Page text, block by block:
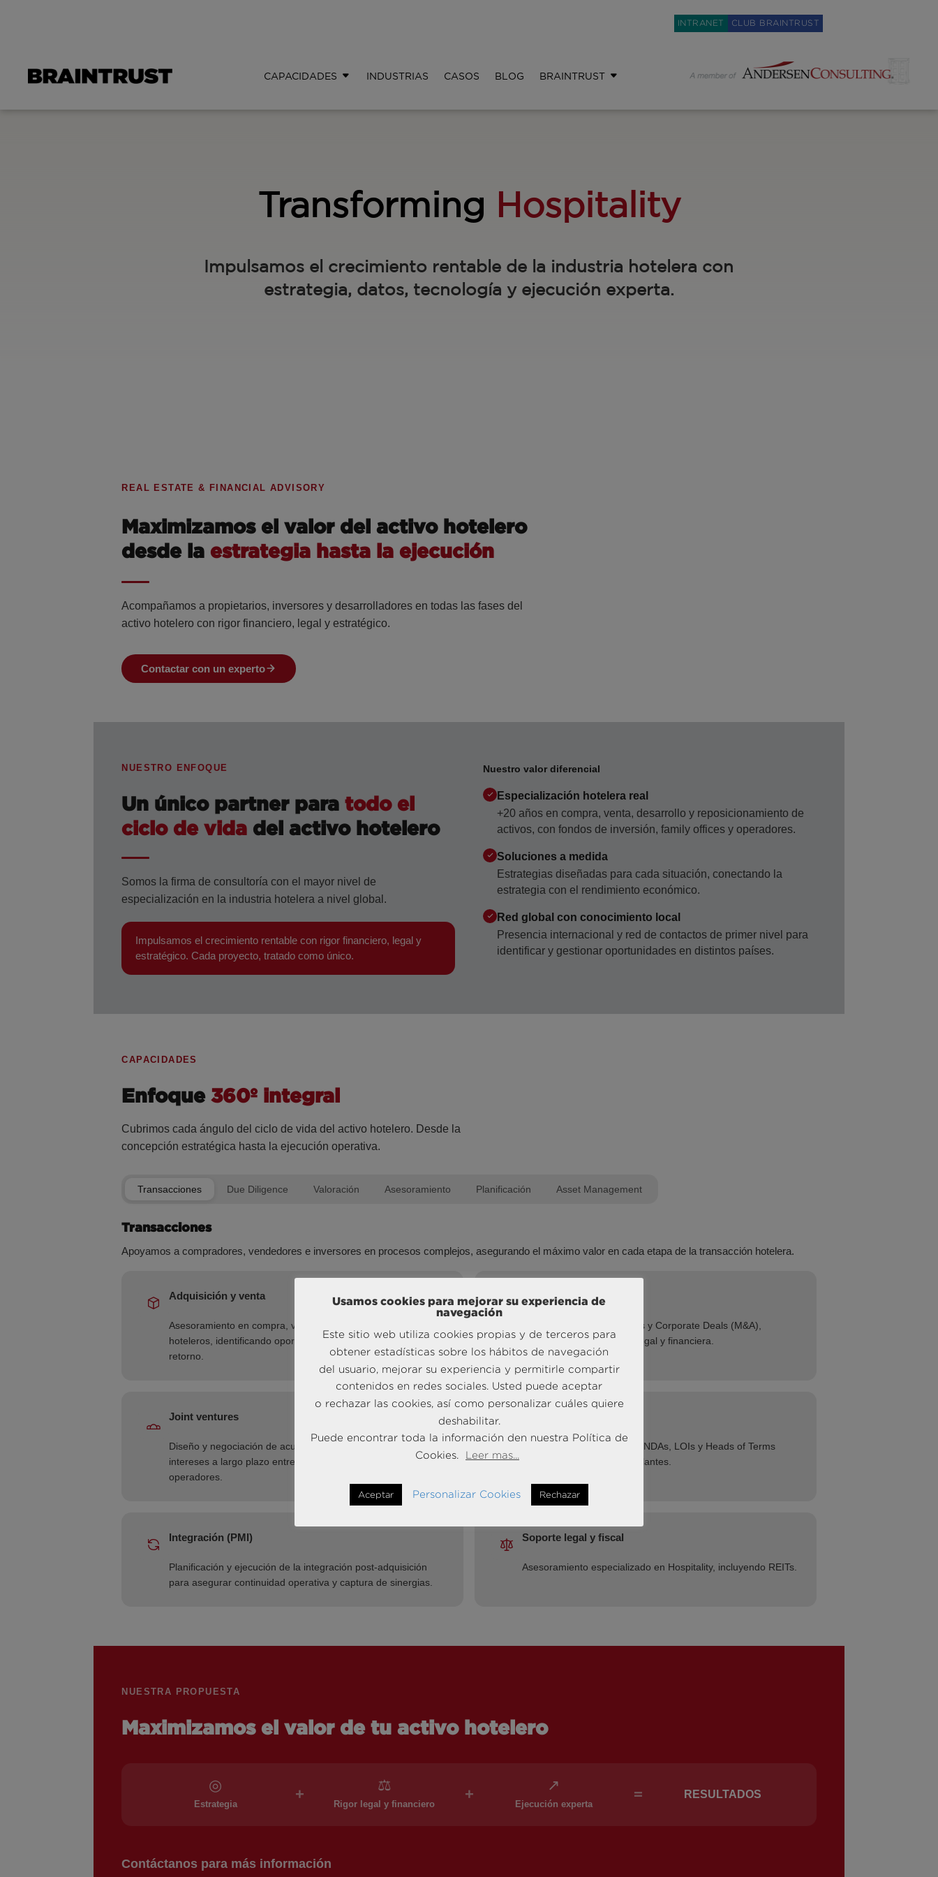
INTRANET CLUB BRAINTRUST
CAPACIDADES INDUSTRIAS CASOS BLOG BRAINTRUST
Transforming Hospitality
Impulsamos el crecimiento rentable de la industria hotelera con
estrategia, datos, tecnología y ejecución experta.
REAL ESTATE & FINANCIAL ADVISORY
Maximizamos el valor del activo hotelero
desde la estrategia hasta la ejecución
Acompañamos a propietarios, inversores y desarrolladores en todas las fases del
activo hotelero con rigor financiero, legal y estratégico.
Contactar con un experto
NUESTRO ENFOQUE
Un único partner paratodo el
ciclo de vida del activo hotelero
Somos la firma de consultoría con el mayor nivel de
especialización en la industria hotelera a nivel global.
Impulsamos el crecimiento rentable con rigor financiero, legal y
estratégico. Cada proyecto, tratado como único.
Nuestro valor diferencial
Especialización hotelera real
+20 años en compra, venta, desarrollo y reposicionamiento de
activos, con fondos de inversión, family offices y operadores.
Soluciones a medida
Estrategias diseñadas para cada situación, conectando la
estrategia con el rendimiento económico.
Red global con conocimiento local
Presencia internacional y red de contactos de primer nivel para
identificar y gestionar oportunidades en distintos países.
CAPACIDADES
Enfoque360º integral
Cubrimos cada ángulo del ciclo de vida del activo hotelero. Desde la
concepción estratégica hasta la ejecución operativa.
Transacciones Due Diligence Valoración Asesoramiento Planificación Asset Management
Transacciones
Apoyamos a compradores, vendedores e inversores en procesos complejos, asegurando el máximo valor en cada etapa de la transacción hotelera.
Adquisición y venta
Asesoramiento en compra, venta y coinversión de activos
hoteleros, identificando oportunidades y maximizando el
retorno.
Estructuración de deals
Negociación de Asset Deals y Corporate Deals (M&A),
optimizando la estructura legal y financiera.
Joint ventures
Diseño y negociación de acuerdos estratégicos para alinear
intereses a largo plazo entre accionistas, inversores y
operadores.
Gestión documental desde NDAs, LOIs y Heads of Terms
hasta MoUs y ofertas vinculantes.
Integración (PMI)
Planificación y ejecución de la integración post-adquisición
para asegurar continuidad operativa y captura de sinergias.
Soporte legal y fiscal
Asesoramiento especializado en Hospitality, incluyendo REITs.
NUESTRA PROPUESTA
Maximizamos el valor de tu activo hotelero
◎
Estrategia
+
⚖
Rigor legal y financiero
+
↗
Ejecución experta
= RESULTADOS
Contáctanos para más información
Usamos cookies para mejorar su experiencia de
navegación
Este sitio web utiliza cookies propias y de terceros para
obtener estadísticas sobre los hábitos de navegación
del usuario, mejorar su experiencia y permitirle compartir
contenidos en redes sociales. Usted puede aceptar
o rechazar las cookies, así como personalizar cuáles quiere
deshabilitar.
Puede encontrar toda la información den nuestra Política de
Cookies.
Leer mas...
Aceptar Personalizar Cookies Rechazar